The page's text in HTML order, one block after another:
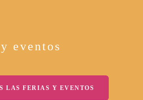
eventos
LAS FERIAS Y EVENTOS